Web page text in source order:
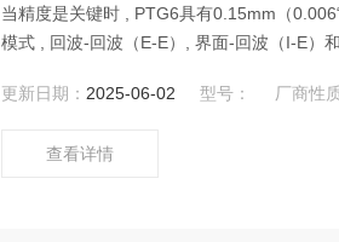
当精度是关键时 , PTG6具有0.15mm（
模式 , 回波-回波（E-E）, 界面-回波（I-E）
更新日期： 2025-06-02 型号： 厂商性
查看详情